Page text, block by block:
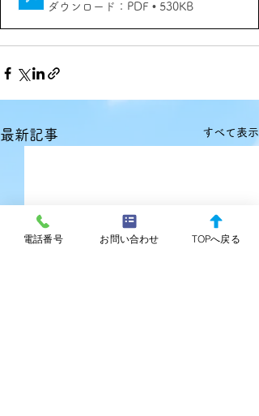
ダウンロード：PDF • 530KB
最新記事 すべて表示
電話番号 お問い合わせ TOPへ戻る